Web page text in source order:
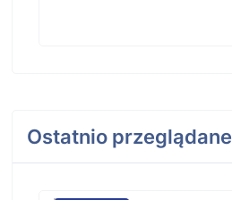
Ostatnio przeglądane